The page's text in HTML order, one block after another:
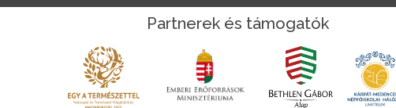
Partnerek és támogatók